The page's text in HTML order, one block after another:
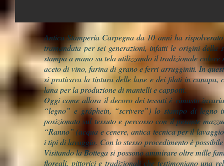
Antica Stamperia Carpegna da 10 anni ha
tramandata per sei generazioni, infatti le origini
stampa a mano su tela utilizzando il tradizionale
aceto di vino, farina di grano e ferri arrugginiti. In
si praticava la tintura delle lane e dei filati in canapa,
lana per la produzione di mantelli e cappotti.
Oggi come allora il decoro dei tessuti è rimasto
“legno” e gráphein, “scrivere”) lo stampo di
posizionato sul tessuto e percosso con il pesante
“Ranno” (acqua e cenere, antica tecnica per il
i tipi di lavaggio. Con lo stesso procedimento è
Visitando la Bottega si possono ammirare oltre mille
floreali, pittorici e tradizionali che testimoniano una